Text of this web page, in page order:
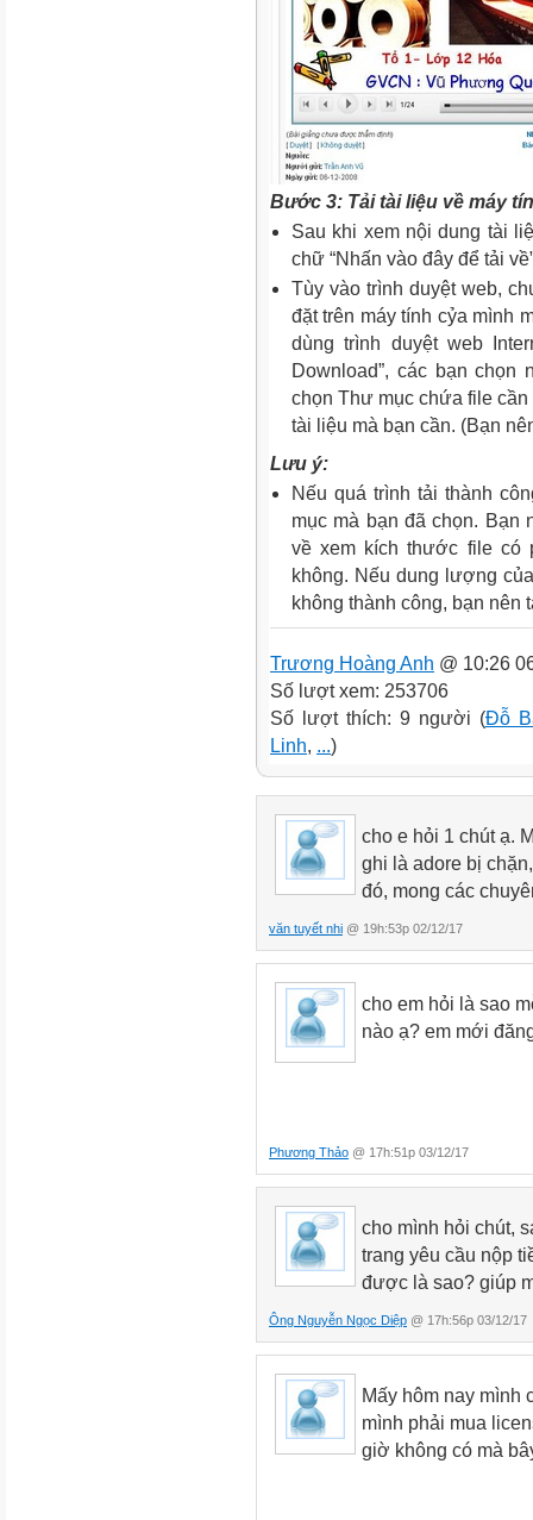
Bước 3: Tải tài liệu về máy
Sau khi xem nội dung tài
chữ “Nhấn vào đây để tải
Tùy vào trình duyệt web,
đặt trên máy tính cỷa mình
dùng trình duyệt web
Download”, các bạn chọn
chọn Thư mục chứa file cần
tài liệu mà bạn cần. (Bạn
Lưu ý:
Nếu quá trình tải thành
mục mà bạn đã chọn. Bạn
về xem kích thước file có
không. Nếu dung lượng
không thành công, bạn nên
Trương Hoàng Anh @ 10:26
Số lượt xem: 253706
Số lượt thích: 9 người (Đỗ
Linh, ...)
cho e hỏi 1 chút ạ.
ghi là adore bị
đó, mong các
văn tuyết nhi @ 19h:53p 02/12/17
cho em hỏi là sao
nào ạ? em mới
Phương Thảo @ 17h:51p 03/12/17
cho mình hỏi chút,
trang yêu cầu nộp
được là sao? giúp
Ông Nguyễn Ngọc Diệp @ 17h:56p 03/12/17
Mấy hôm nay mình
mình phải mua
giờ không có mà